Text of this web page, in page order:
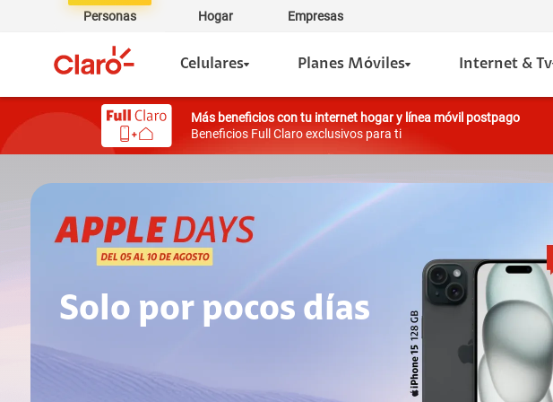
Personas Hogar Empresas
Celulares Planes Móviles Internet & Tv
Más beneficios con tu internet hogar y línea móvil postpago
Beneficios Full Claro exclusivos para ti
Solo por pocos días